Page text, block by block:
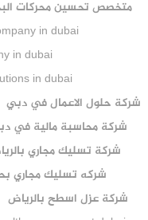
متخصص تحسين محركات
in dubai
in dubai
in dubai
شركة حلول الاعمال في دبي
شركة محاسبة مالية في
شركة تسليك مجاري
شركه تسليك مجاري
شركة عزل اسطح بالرياض